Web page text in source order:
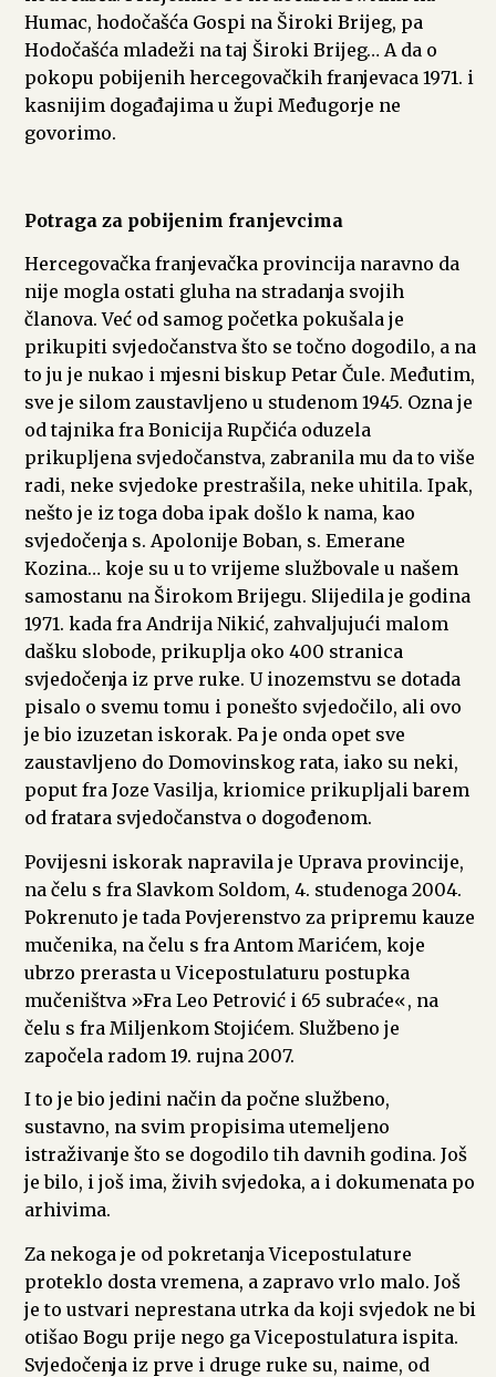
Humac, hodočašća Gospi na Široki Brijeg, pa
Hodočašća mladeži na taj Široki Brijeg… A da o
pokopu pobijenih hercegovačkih franjevaca 1971. i
kasnijim događajima u župi Međugorje ne
govorimo.
Potraga za pobijenim franjevcima
Hercegovačka franjevačka provincija naravno da
nije mogla ostati gluha na stradanja svojih
članova. Već od samog početka pokušala je
prikupiti svjedočanstva što se točno dogodilo, a na
to ju je nukao i mjesni biskup Petar Čule. Međutim,
sve je silom zaustavljeno u studenom 1945. Ozna je
od tajnika fra Bonicija Rupčića oduzela
prikupljena svjedočanstva, zabranila mu da to više
radi, neke svjedoke prestrašila, neke uhitila. Ipak,
nešto je iz toga doba ipak došlo k nama, kao
svjedočenja s. Apolonije Boban, s. Emerane
Kozina… koje su u to vrijeme službovale u našem
samostanu na Širokom Brijegu. Slijedila je godina
1971. kada fra Andrija Nikić, zahvaljujući malom
dašku slobode, prikuplja oko 400 stranica
svjedočenja iz prve ruke. U inozemstvu se dotada
pisalo o svemu tomu i ponešto svjedočilo, ali ovo
je bio izuzetan iskorak. Pa je onda opet sve
zaustavljeno do Domovinskog rata, iako su neki,
poput fra Joze Vasilja, kriomice prikupljali barem
od fratara svjedočanstva o dogođenom.
Povijesni iskorak napravila je Uprava provincije,
na čelu s fra Slavkom Soldom, 4. studenoga 2004.
Pokrenuto je tada Povjerenstvo za pripremu kauze
mučenika, na čelu s fra Antom Marićem, koje
ubrzo prerasta u Vicepostulaturu postupka
mučeništva »Fra Leo Petrović i 65 subraće«, na
čelu s fra Miljenkom Stojićem. Službeno je
započela radom 19. rujna 2007.
I to je bio jedini način da počne službeno,
sustavno, na svim propisima utemeljeno
istraživanje što se dogodilo tih davnih godina. Još
je bilo, i još ima, živih svjedoka, a i dokumenata po
arhivima.
Za nekoga je od pokretanja Vicepostulature
proteklo dosta vremena, a zapravo vrlo malo. Još
je to ustvari neprestana utrka da koji svjedok ne bi
otišao Bogu prije nego ga Vicepostulatura ispita.
Svjedočenja iz prve i druge ruke su, naime, od